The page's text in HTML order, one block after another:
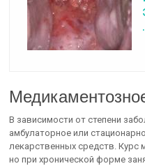
В зависимости от степени
амбулаторное или
лекарственных средств. Курс
но при хронической форме